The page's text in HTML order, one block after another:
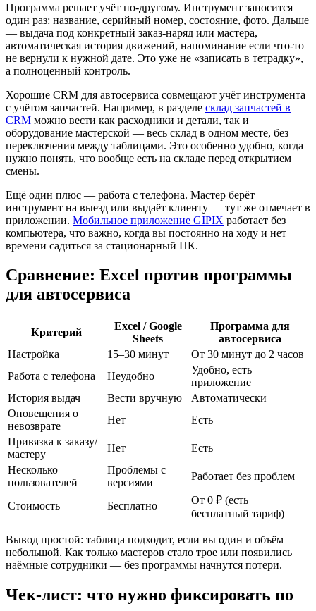
Программа решает учёт по-другому. Инструмент заносится
один раз: название, серийный номер, состояние, фото. Дальше
— выдача под конкретный заказ-наряд или мастера,
автоматическая история движений, напоминание если что-то
не вернули к нужной дате. Это уже не «записать в тетрадку»,
а полноценный контроль.
Хорошие CRM для автосервиса совмещают учёт инструмента
с учётом запчастей. Например, в разделе склад запчастей в
CRM можно вести как расходники и детали, так и
оборудование мастерской — весь склад в одном месте, без
переключения между таблицами. Это особенно удобно, когда
нужно понять, что вообще есть на складе перед открытием
смены.
Ещё один плюс — работа с телефона. Мастер берёт
инструмент на выезд или выдаёт клиенту — тут же отмечает в
приложении. Мобильное приложение GIPIX работает без
компьютера, что важно, когда вы постоянно на ходу и нет
времени садиться за стационарный ПК.
Сравнение: Excel против программы
для автосервиса
Критерий
Excel / Google
Sheets
Программа для
автосервиса
Настройка
15–30 минут
От 30 минут до 2 часов
Работа с телефона
Неудобно
Удобно, есть
приложение
История выдач
Вести вручную
Автоматически
Оповещения о
невозврате
Нет
Есть
Привязка к заказу/
мастеру
Нет
Есть
Несколько
пользователей
Проблемы с
версиями
Работает без проблем
Стоимость Бесплатно
От 0 ₽ (есть
бесплатный тариф)
Вывод простой: таблица подходит, если вы один и объём
небольшой. Как только мастеров стало трое или появились
наёмные сотрудники — без программы начнутся потери.
Чек-лист: что нужно фиксировать по